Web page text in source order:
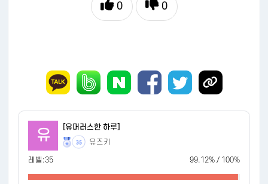
0 0
유
[유머러스한 하루]
35 유즈키
레벨:35 99.12% / 100%